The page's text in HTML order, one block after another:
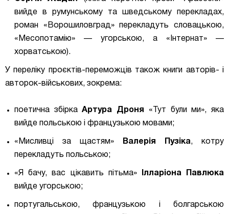
вийде в румунському та шведському перекладах,
роман «Ворошиловград» перекладуть словацькою,
«Месопотамію» — угорською, а «Інтернат» —
хорватською).
У переліку проєктів-переможців також книги авторів- і
авторок-військових, зокрема:
поетична збіркаАртура Дроня «Тут були ми», яка
вийде польською і французькою мовами;
«Мисливці за щастям» Валерія Пузіка, котру
перекладуть польською;
«Я бачу, вас цікавить пітьма»
Ілларіона Павлюка
вийде угорською;
португальською, французькою і болгарською